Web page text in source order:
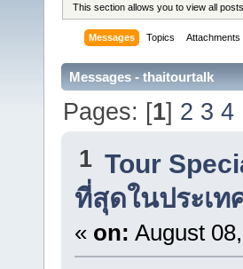
This section allows you to view all
Messages Topics Attachments
Messages - thaitourtalk
Pages: [1] 2 3 4
1 Tour
ที่สุดในประเท
« on: August